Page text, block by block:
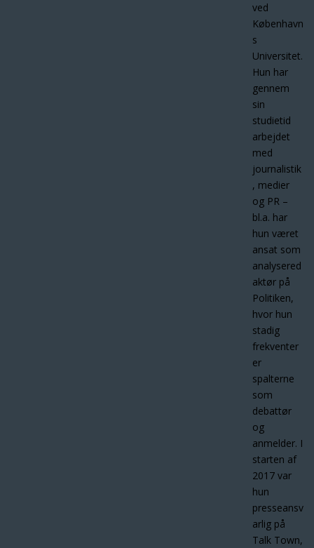
ved
København
s
Universitet.
Hun har
gennem
sin
studietid
arbejdet
med
journalistik
, medier
og PR –
bl.a. har
hun været
ansat som
analysered
aktør på
Politiken,
hvor hun
stadig
frekventer
er
spalterne
som
debattør
og
anmelder. I
starten af
2017 var
hun
presseansv
arlig på
Talk Town,